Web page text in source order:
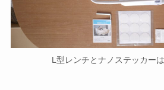
L型レンチとナノステッカー